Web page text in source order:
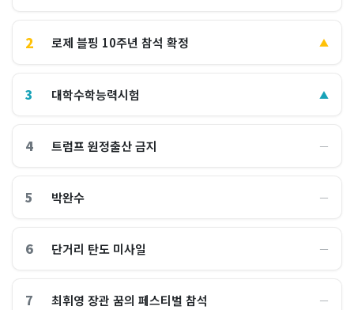
2 로제 블핑 10주년 참석 확정 ▲
3 대학수학능력시험 ▲
4 트럼프 원정출산 금지 ―
5 박완수 ―
6 단거리 탄도 미사일 ―
7 최휘영 장관 꿈의 페스티벌 참석 ―